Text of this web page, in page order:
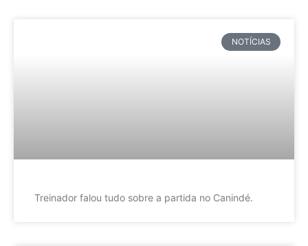
NOTÍCIAS
Treinador falou tudo sobre a partida no Canindé.